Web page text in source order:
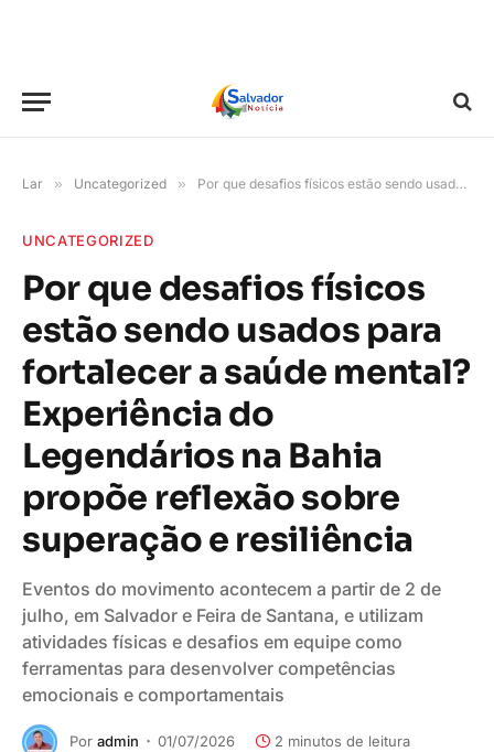
Lar » Uncategorized » Por que desafios físicos estão sendo usados para fortalecer a saúde mental? Experiência do Legendários na Bahia propõe reflexão sobre superação e resiliência
UNCATEGORIZED
Por que desafios físicos
estão sendo usados para
fortalecer a saúde mental?
Experiência do
Legendários na Bahia
propõe reflexão sobre
superação e resiliência
Eventos do movimento acontecem a partir de 2 de
julho, em Salvador e Feira de Santana, e utilizam
atividades físicas e desafios em equipe como
ferramentas para desenvolver competências
emocionais e comportamentais
Por admin 01/07/2026 2 minutos de leitura